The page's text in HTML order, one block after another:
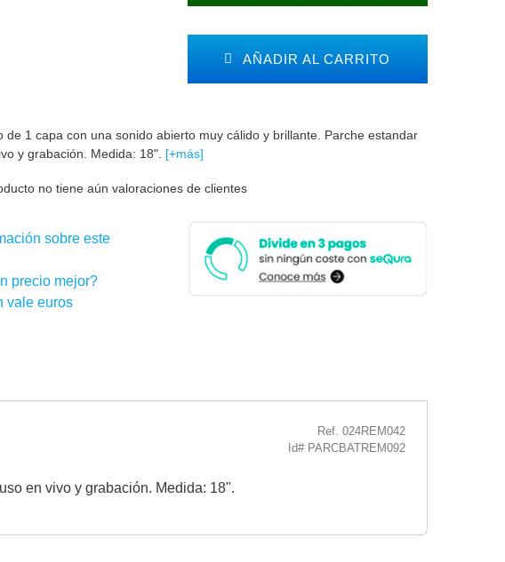
AÑADIR AL CARRITO
de 1 capa con una sonido abierto muy cálido y brillante. Parche estandar
y grabación. Medida: 18". [+más]
no tiene aún valoraciones de clientes
sobre este
precio mejor?
vale euros
Ref. 024REM042
Id# PARCBATREM092
en vivo y grabación. Medida: 18".